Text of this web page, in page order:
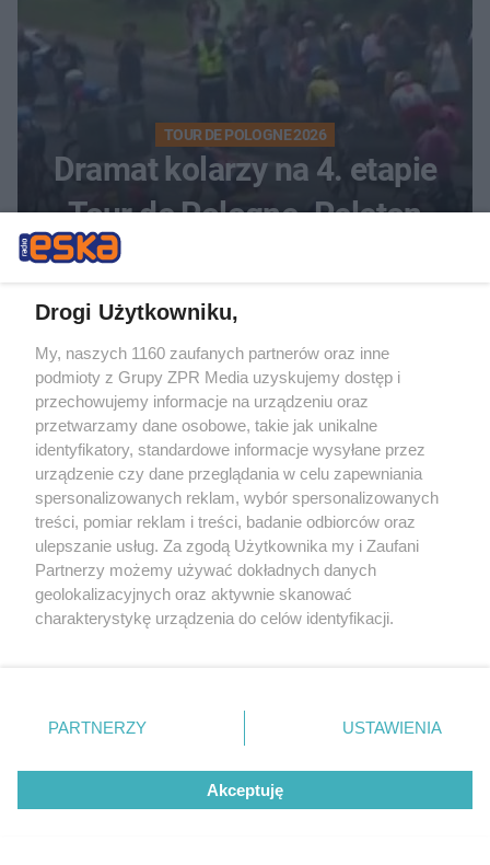
TOUR DE POLOGNE 2026
Dramat kolarzy na 4. etapie
Tour de Pologne. Peleton
zmiażdżony przez kraksę
przed Karpaczem
RAMÓWKA POLSATU
Karolina Szostak zaskoczyła na
ramówce Polsatu. Przyszła w samej
marynarce
Drogi Użytkowniku,
My, naszych 1160 zaufanych partnerów oraz inne
podmioty z Grupy ZPR Media uzyskujemy dostęp i
przechowujemy informacje na urządzeniu oraz
przetwarzamy dane osobowe, takie jak unikalne
identyfikatory, standardowe informacje wysyłane przez
urządzenie czy dane przeglądania w celu zapewniania
spersonalizowanych reklam, wybór spersonalizowanych
treści, pomiar reklam i treści, badanie odbiorców oraz
ulepszanie usług. Za zgodą Użytkownika my i Zaufani
Partnerzy możemy używać dokładnych danych
geolokalizacyjnych oraz aktywnie skanować
charakterystykę urządzenia do celów identyfikacji.
zmienić/wycofać klikając przycisk ustawień prywatności
znajdujący się w lewym dolnym rogu strony
rodzaje przetwarzania danych nie wymagają zgody
użytkownika, ale masz prawo sprzeciwić się takiemu
przetwarzaniu. Preferencje będą miały zastosowanie tylko
PARTNERZY USTAWIENIA
Akceptuję